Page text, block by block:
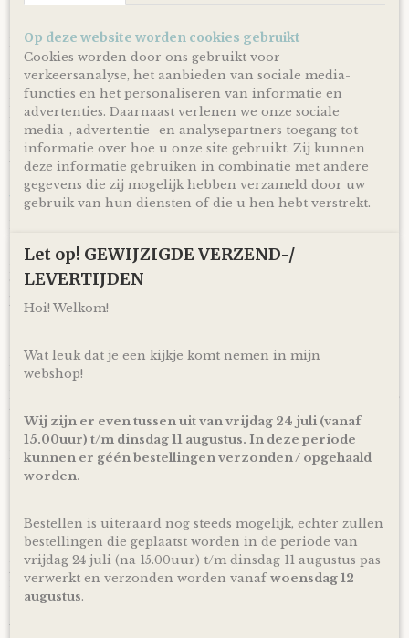
Dit prachtige knuffeldoekje | tutteldoekje is niet alleen
super zacht, maar houdt ook nog eens makkelijk vast aan
zijn oren of armen!
Kan gewassen worden in de wasmachine op maximaal 30°
fijnwas
Raadpleeg voor gebruik en het wassen altijd eerst het
waslabel en de nadere instructies.
We Owl love Gifts!
Met deze Luiertaart Happy Horse Tuttle Konijn Richie Clay
bruin - Roze heb je een super mooi en vooral bruikbaar
kraamcadeau voor een zwangerschap, babyshower of
Door de mooie combinatie van een heerlijk zacht tuttle
doekje en mooie roze gekleurde linten is deze Luiertaart
geboorte van een meisje.
De luiertaart wordt op een kartonnen onderplaat geplaatst
en uiteraard netjes als cadeau verpakt door middel van
Ophalen & Verzenden
Je kunt je bestelling dagelijks, op afspraak , komen ophalen
in Kloosterveen Assen.
via PostNL pakketservice inclusief track en trace code!
Op deze website worden cookies gebruikt
Cookies worden door ons gebruikt voor
verkeersanalyse, het aanbieden van sociale media-
functies en het personaliseren van informatie en
advertenties. Daarnaast verlenen we onze sociale
media-, advertentie- en analysepartners toegang tot
informatie over hoe u onze site gebruikt. Zij kunnen
deze informatie gebruiken in combinatie met andere
gegevens die zij mogelijk hebben verzameld door uw
gebruik van hun diensten of die u hen hebt verstrekt.
Let op! GEWIJZIGDE VERZEND-/
LEVERTIJDEN
Hoi! Welkom!
Wat leuk dat je een kijkje komt nemen in mijn
webshop!
Wij zijn er even tussen uit van vrijdag 24 juli (vanaf
15.00uur) t/m dinsdag 11 augustus. In deze periode
kunnen er géén bestellingen verzonden / opgehaald
worden.
Bestellen is uiteraard nog steeds mogelijk, echter zullen
bestellingen die geplaatst worden in de periode van
vrijdag 24 juli (na 15.00uur) t/m dinsdag 11 augustus pas
verwerkt en verzonden worden vanafwoensdag 12
augustus.